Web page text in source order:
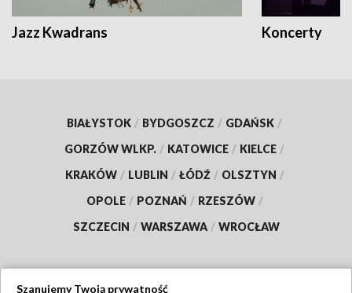
Jazz Kwadrans Koncerty
BIAŁYSTOK / BYDGOSZCZ / GDAŃSK /
GORZÓW WLKP. / KATOWICE / KIELCE /
KRAKÓW / LUBLIN / ŁÓDŹ / OLSZTYN /
OPOLE / POZNAŃ / RZESZÓW /
SZCZECIN / WARSZAWA / WROCŁAW
Szanujemy Twoją prywatność